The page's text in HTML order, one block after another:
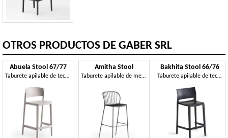
OTROS PRODUCTOS DE GABER SRL
Abuela Stool 67/77
Taburete apilable de tecnopolímero, disponible en dos alturas
Amitha Stool
Taburete apilable de metal
Bakhita Stool 66/76
Taburete apilable de tecnopolímero, disponible en dos alturas